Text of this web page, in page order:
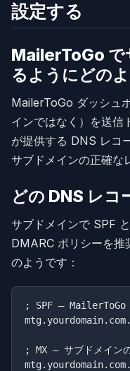
設定する
MailerToGo で
るようにどの
MailerToGo ダッシュ
インではなく）を送信
が提供する DNS レコ
サブドメインの正確な
どの DNS レコ
サブドメインで SPF
DMARC ポリシーを推
のようです：
; SPF — MailerToGo
; MX — サブドメイ